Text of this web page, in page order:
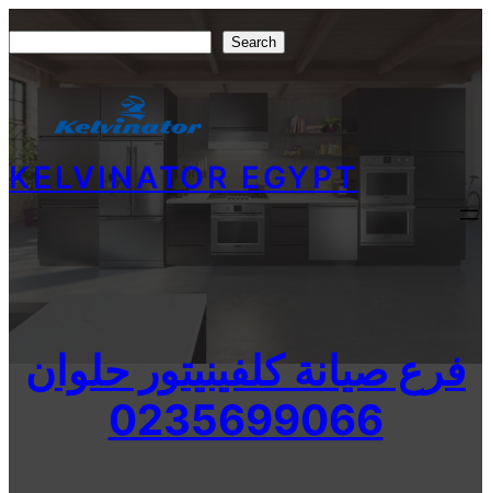
to
content
Search
KELVINATOR EGYPT
فرع صيانة كلفينيتور حلوان
0235699066